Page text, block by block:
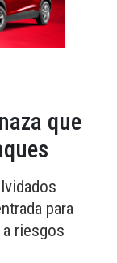
que
para
riesgos